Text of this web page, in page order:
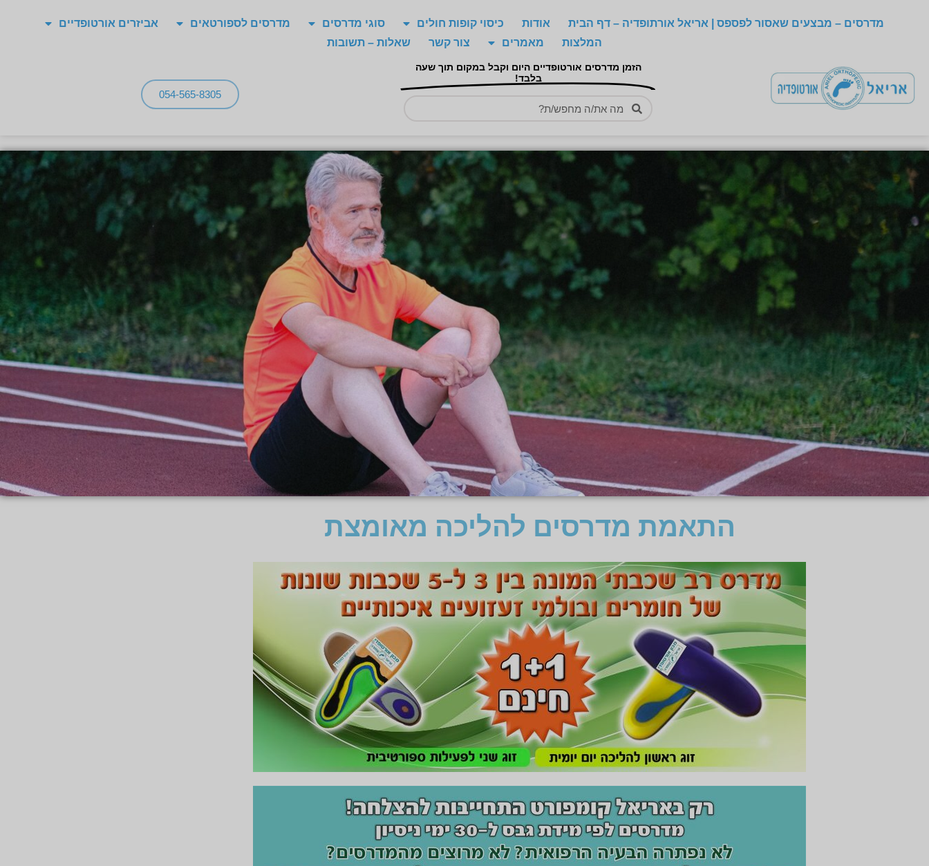
מדרסים – מבצעים שאסור לפספס | אריאל אורתופדיה – דף הבית אודות כיסוי קופות חולים סוגי מדרסים מדרסים לספורטאים
אביזרים אורטופדיים
המלצות
מאמרים צור קשר שאלות – תשובות
הזמן מדרסים אורטופדיים היום וקבל במקום תוך שעה
בלבד!
054-565-8305
התאמת מדרסים להליכה מאומצת